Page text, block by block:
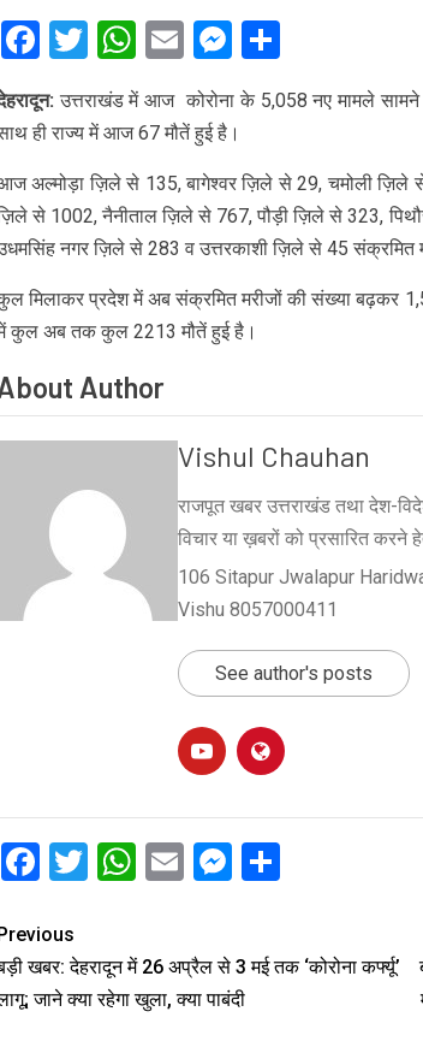
Facebook
Twitter
WhatsApp
EmailMessenger
Share
उत्तराखंड में आज कोरोना के 5,058 नए मामले
ही राज्य में आज 67 मौतें हुई है।
अल्मोड़ा ज़िले से 135, बागेश्वर ज़िले से 29, चमोली ज़िले
से 1002, नैनीताल ज़िले से 767, पौड़ी ज़िले से 323,
नगर ज़िले से 283 व उत्तरकाशी ज़िले से 45 संक्रमित
मिलाकर प्रदेश में अब संक्रमित मरीजों की संख्या बढ़कर
कुल अब तक कुल 2213 मौतें हुई है।
Author
Vishul Chauhan
राजपूत खबर उत्तराखंड तथा देश-
विचार या ख़बरों को प्रसारित
106 Sitapur Jwalapur
Vishu 8057000411
See author's posts
Facebook
Twitter
WhatsApp
EmailMessenger
Share
खबर: देहरादून में 26 अप्रैल से 3 मई तक ‘कोरोना कर्फ्यू’
जाने क्या रहेगा खुला, क्या पाबंदी